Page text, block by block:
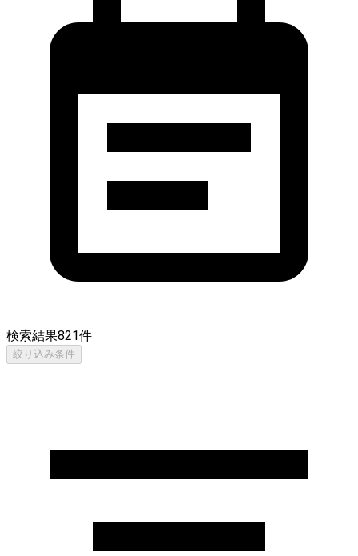
検索結果821件
絞り込み条件